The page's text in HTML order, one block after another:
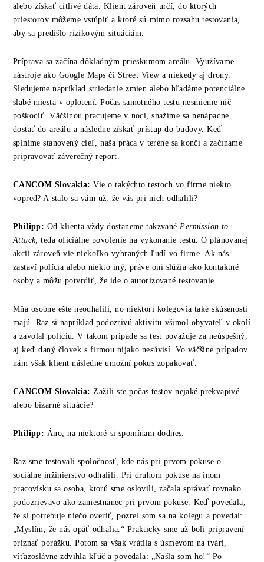
alebo získať citlivé dáta. Klient zároveň určí, do ktorých
priestorov môžeme vstúpiť a ktoré sú mimo rozsahu testovania,
aby sa predišlo rizikovým situáciám.
Príprava sa začína dôkladným prieskumom areálu. Využívame
nástroje ako Google Maps či Street View a niekedy aj drony.
Sledujeme napríklad striedanie zmien alebo hľadáme potenciálne
slabé miesta v oplotení. Počas samotného testu nesmieme nič
poškodiť. Väčšinou pracujeme v noci, snažíme sa nenápadne
dostať do areálu a následne získať prístup do budovy. Keď
splníme stanovený cieľ, naša práca v teréne sa končí a začíname
pripravovať záverečný report.
CANCOMSlovakia: Vie o takýchto testoch vo firme niekto
vopred? A stalo sa vám už, že vás pri nich odhalili?
Philipp: Od klienta vždy dostaneme takzvané Permission to
Attack, teda oficiálne povolenie na vykonanie testu. O plánovanej
akcii zároveň vie niekoľko vybraných ľudí vo firme. Ak nás
zastaví polícia alebo niekto iný, práve oni slúžia ako kontaktné
osoby a môžu potvrdiť, že ide o autorizované testovanie.
Mňa osobne ešte neodhalili, no niektorí kolegovia také skúsenosti
majú. Raz si napríklad podozrivú aktivitu všimol obyvateľ v okolí
a zavolal políciu. V takom prípade sa test považuje za neúspešný,
aj keď daný človek s firmou nijako nesúvisí. Vo väčšine prípadov
nám však klient následne umožní pokus zopakovať.
CANCOMSlovakia: Zažili ste počas testov nejaké prekvapivé
alebo bizarné situácie?
Philipp: Áno, na niektoré si spomínam dodnes.
Raz sme testovali spoločnosť, kde nás pri prvom pokuse o
sociálne inžinierstvo odhalili. Pri druhom pokuse na inom
pracovisku sa osoba, ktorú sme oslovili, začala správať rovnako
podozrievavo ako zamestnanec pri prvom pokuse. Keď povedala,
že si potrebuje niečo overiť, pozrel som sa na kolegu a povedal:
„Myslím, že nás opäť odhalia.“ Prakticky sme už boli pripravení
priznať porážku. Potom sa však vrátila s úsmevom na tvári,
víťazoslávne zdvihla kľúč a povedala: „Našla som ho!“ Po